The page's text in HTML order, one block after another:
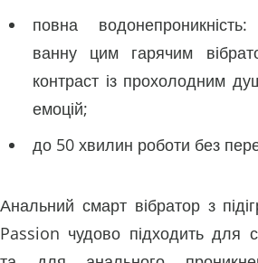
повна
ванну цим гарячим
контраст із прохолодним
емоцій;
до 50 хвилин роботи без
Анальний смарт вібратор з
Passion чудово підходить для